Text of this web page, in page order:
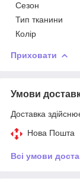
Сезон
Тип тканини
Колір
Приховати
Умови
Доставка
Нова Пошта
Всі умови